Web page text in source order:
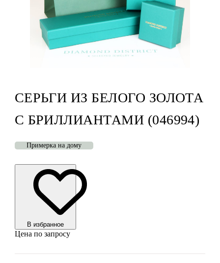
СЕРЬГИ ИЗ БЕЛОГО ЗОЛОТА
С БРИЛЛИАНТАМИ (046994)
Примерка на дому
В избранноe
Цена по запросу